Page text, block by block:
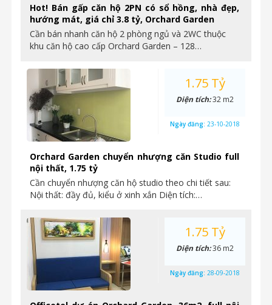
Hot! Bán gấp căn hộ 2PN có sổ hồng, nhà đẹp,
hướng mát, giá chỉ 3.8 tỷ, Orchard Garden
Cần bán nhanh căn hộ 2 phòng ngủ và 2WC thuộc
khu căn hộ cao cấp Orchard Garden – 128…
Orchard Garden chuyển nhượng căn Studio full
nội thất, 1.75 tỷ
Cần chuyển nhượng căn hộ studio theo chi tiết sau:
Nội thất: đầy đủ, kiểu ở xinh xắn Diện tích:…
1.75 Tỷ
Diện tích:32 m2
Ngày đăng: 23-10-2018
1.75 Tỷ
Diện tích:36 m2
Ngày đăng: 28-09-2018